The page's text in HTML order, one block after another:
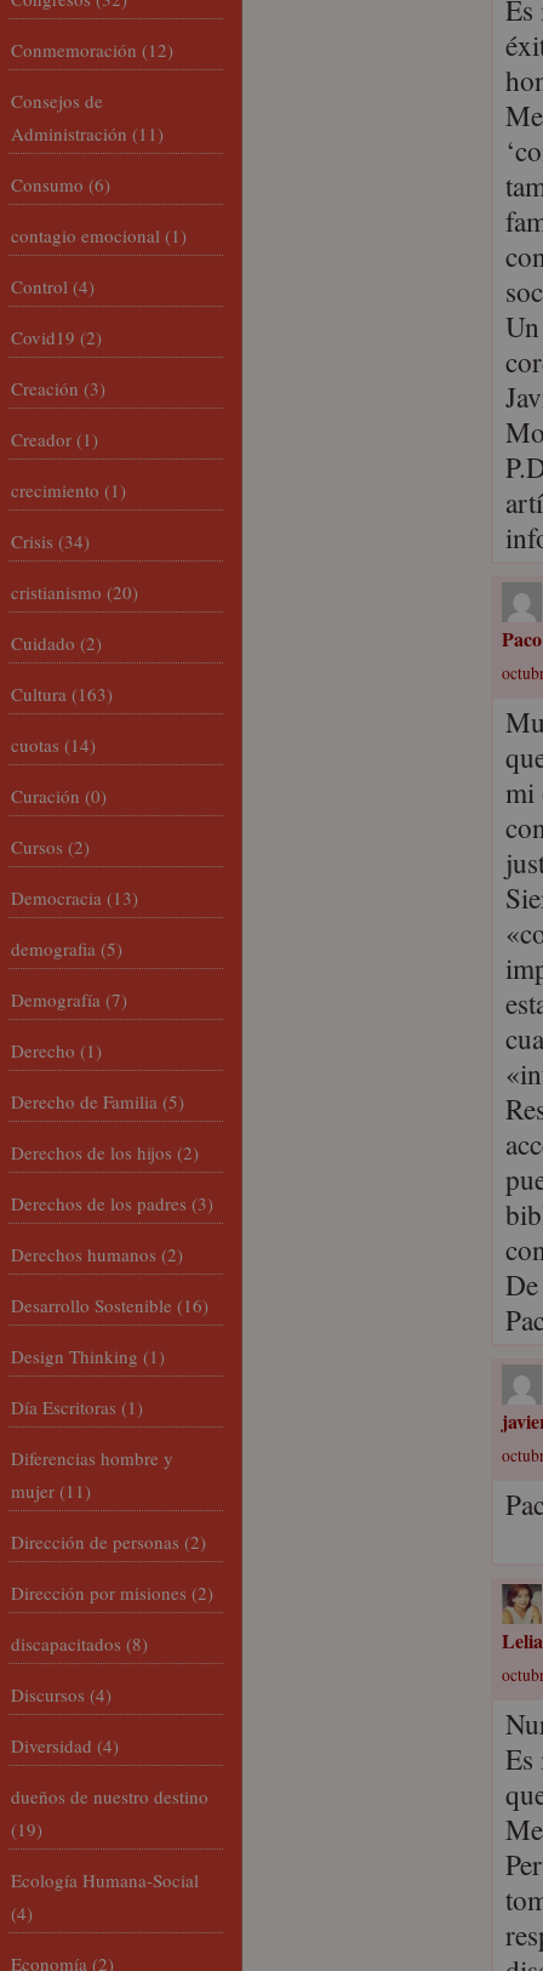
Es
mi
Lelia
Es
Conmemoración (12)
Consejos de
Administración (11)
Consumo (6)
contagio emocional (1)
Control (4)
Covid19 (2)
Creación (3)
Creador (1)
crecimiento (1)
Crisis (34)
cristianismo (20)
Cuidado (2)
Cultura (163)
cuotas (14)
Curación (0)
Cursos (2)
Democracia (13)
demografia (5)
Demografía (7)
Derecho (1)
Derecho de Familia (5)
Derechos de los hijos (2)
Derechos de los padres (3)
Derechos humanos (2)
Desarrollo Sostenible (16)
Design Thinking (1)
Día Escritoras (1)
Diferencias hombre y
mujer (11)
Dirección de personas (2)
Dirección por misiones (2)
discapacitados (8)
Discursos (4)
Diversidad (4)
dueños de nuestro destino
(19)
Ecología Humana-Social
(4)
Economía (2)